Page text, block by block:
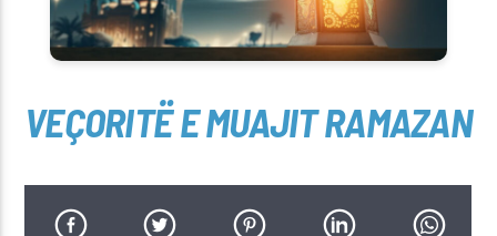
VEÇORITË E MUAJIT RAMAZAN